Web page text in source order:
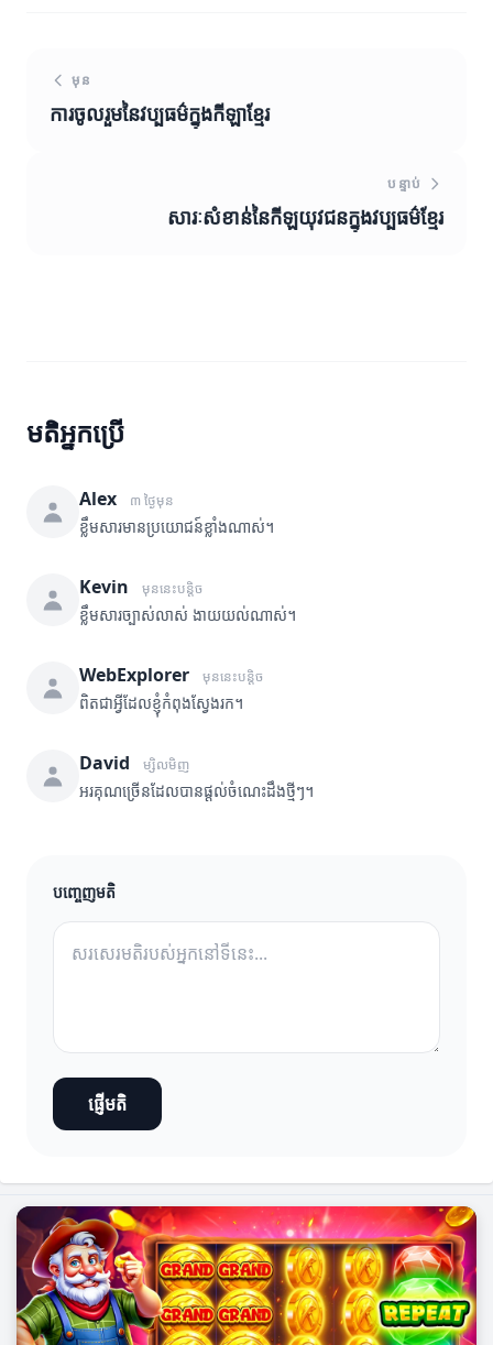
មុន
ការចូលរួមនៃវប្បធម៌ក្នុងកីឡាខ្មែរ
បន្ទាប់
សារៈសំខាន់នៃកីឡ​យុវជនក្នុងវប្បធម៌ខ្មែរ
មតិអ្នកប្រើ
Alex ៣ ថ្ងៃមុន
ខ្លឹមសារមានប្រយោជន៍ខ្លាំងណាស់។
Kevin មុននេះបន្តិច
ខ្លឹមសារច្បាស់លាស់ ងាយយល់ណាស់។
WebExplorer មុននេះបន្តិច
ពិតជាអ្វីដែលខ្ញុំកំពុងស្វែងរក។
David ម្សិលមិញ
អរគុណច្រើនដែលបានផ្តល់ចំណេះដឹងថ្មីៗ។
បញ្ចេញមតិ
ផ្ញើមតិ